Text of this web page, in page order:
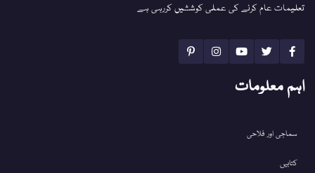
تعلیمات عام کرنے کی عملی کوششیں کررہی ہے
اہم معلومات
سماجی اور فلاحی
کتابیں